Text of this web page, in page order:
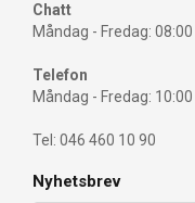
Chatt
Måndag - Fredag:
Telefon
Måndag - Fredag:
Tel: 046 460 10 90
Nyhetsbrev